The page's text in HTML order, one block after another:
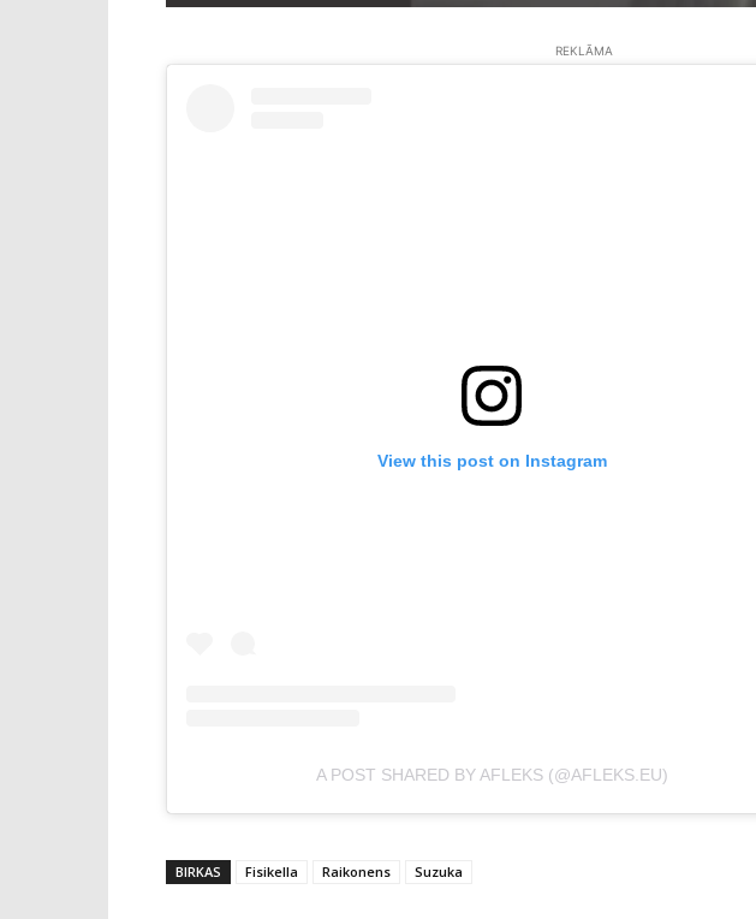
REKLĀMA
View this post on Instagram
A POST SHARED BY AFLEKS (@AFLEKS.EU)
BIRKAS Fisikella Raikonens Suzuka